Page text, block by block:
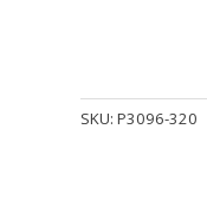
SKU: P3096-320